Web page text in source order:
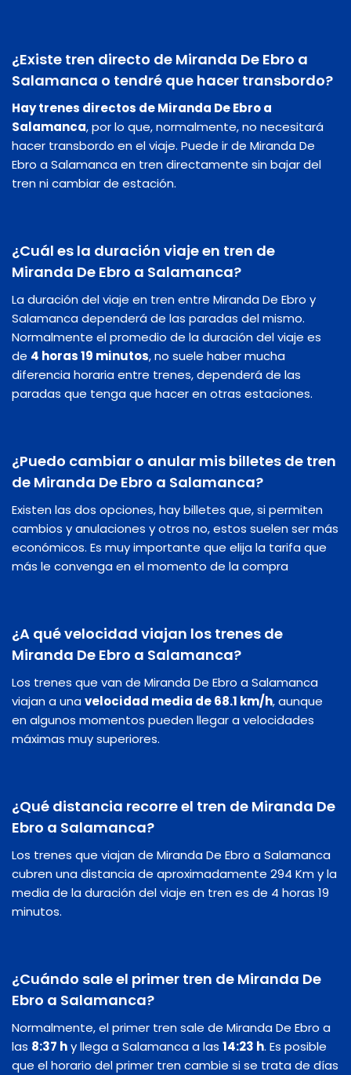
¿Existe tren directo de Miranda De Ebro a
Salamanca o tendré que hacer transbordo?
Hay trenes directos de Miranda De Ebro a
Salamanca, por lo que, normalmente, no necesitará
hacer transbordo en el viaje. Puede ir de Miranda De
Ebro a Salamanca en tren directamente sin bajar del
tren ni cambiar de estación.
¿Cuál es la duración viaje en tren de
Miranda De Ebro a Salamanca?
La duración del viaje en tren entre Miranda De Ebro y
Salamanca dependerá de las paradas del mismo.
Normalmente el promedio de la duración del viaje es
de 4 horas 19 minutos, no suele haber mucha
diferencia horaria entre trenes, dependerá de las
paradas que tenga que hacer en otras estaciones.
¿Puedo cambiar o anular mis billetes de tren
de Miranda De Ebro a Salamanca?
Existen las dos opciones, hay billetes que, si permiten
cambios y anulaciones y otros no, estos suelen ser más
económicos. Es muy importante que elija la tarifa que
más le convenga en el momento de la compra
¿A qué velocidad viajan los trenes de
Miranda De Ebro a Salamanca?
Los trenes que van de Miranda De Ebro a Salamanca
viajan a unavelocidad media de 68.1 km/h, aunque
en algunos momentos pueden llegar a velocidades
máximas muy superiores.
¿Qué distancia recorre el tren de Miranda De
Ebro a Salamanca?
Los trenes que viajan de Miranda De Ebro a Salamanca
cubren una distancia de aproximadamente 294 Km y la
media de la duración del viaje en tren es de 4 horas 19
minutos.
¿Cuándo sale el primer tren de Miranda De
Ebro a Salamanca?
Normalmente, el primer tren sale de Miranda De Ebro a
las 8:37 hy llega a Salamanca a las 14:23 h. Es posible
que el horario del primer tren cambie si se trata de días